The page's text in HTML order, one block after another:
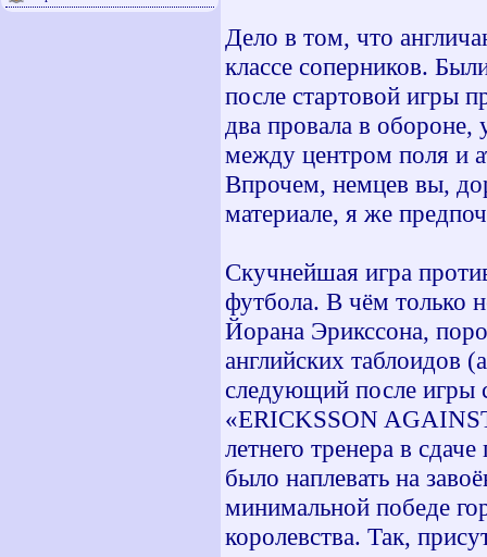
Дело в том, что
классе соперников.
после стартовой игры
два провала в обороне,
между центром поля и
Впрочем, немцев вы,
материале, я же
Скучнейшая игра
футбола. В чём только
Йорана Эрикссона,
английских таблоидов
следующий после игры
«ERICKSSON
летнего тренера в
было наплевать на
минимальной победе
королевства. Так,